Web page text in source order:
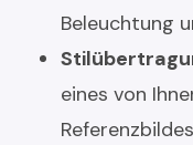
Beleuchtung
eines von